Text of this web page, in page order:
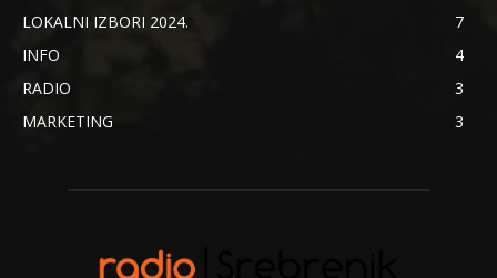
LOKALNI IZBORI 2024.
7
INFO
4
RADIO
3
MARKETING
3